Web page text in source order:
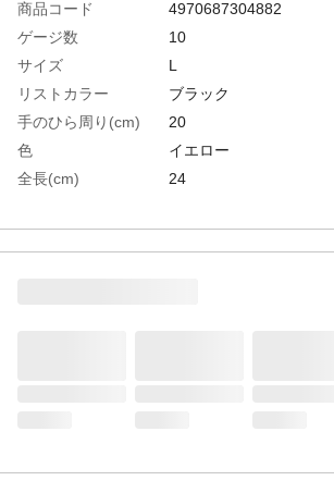
商品コード
4970687304882
ゲージ数
10
サイズ
L
リストカラー
ブラック
手のひら周り(cm)
20
色
イエロー
全長(cm)
24
すべり止め
あり